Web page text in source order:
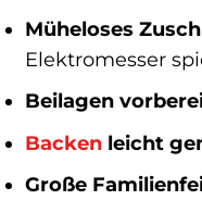
Müheloses
Elektromesser
Beilagen
Backenleicht
Große